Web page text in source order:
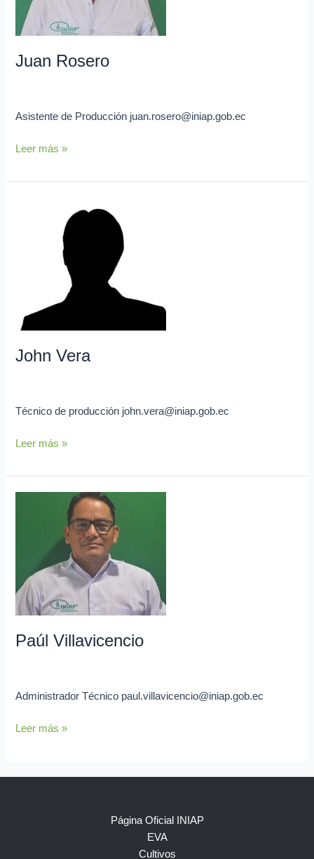
Juan Rosero
Asistente de Producción juan.rosero@iniap.gob.ec
Leer más »
John Vera
Técnico de producción john.vera@iniap.gob.ec
Leer más »
Paúl Villavicencio
Administrador Técnico paul.villavicencio@iniap.gob.ec
Villavicencio
Leer más »
Página Oficial INIAP
EVA
Cultivos